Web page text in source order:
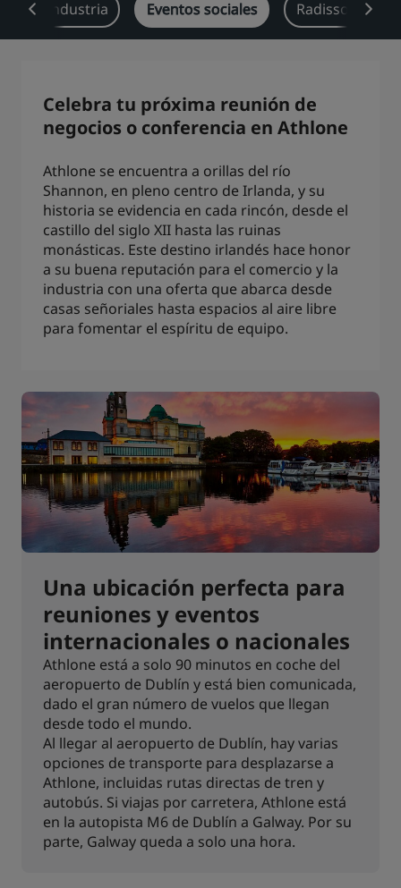
Park Plaza Park Inn by Radisson
Prize by Radisson Country Inn & Suites
Marcas afiliadas en China
Jin Jiang
Kunlun Golden Tulip
Visita nuestro blog
cada industria Eventos sociales Radisson
Celebra tu próxima reunión de
negocios o conferencia en Athlone
Athlone se encuentra a orillas del río
Shannon, en pleno centro de Irlanda, y su
historia se evidencia en cada rincón, desde el
castillo del siglo XII hasta las ruinas
monásticas. Este destino irlandés hace honor
a su buena reputación para el comercio y la
industria con una oferta que abarca desde
casas señoriales hasta espacios al aire libre
para fomentar el espíritu de equipo.
Una ubicación perfecta para
reuniones y eventos
internacionales o nacionales
Athlone está a solo 90 minutos en coche del
aeropuerto de Dublín y está bien comunicada,
dado el gran número de vuelos que llegan
desde todo el mundo.
Al llegar al aeropuerto de Dublín, hay varias
opciones de transporte para desplazarse a
Athlone, incluidas rutas directas de tren y
autobús. Si viajas por carretera, Athlone está
en la autopista M6 de Dublín a Galway. Por su
parte, Galway queda a solo una hora.